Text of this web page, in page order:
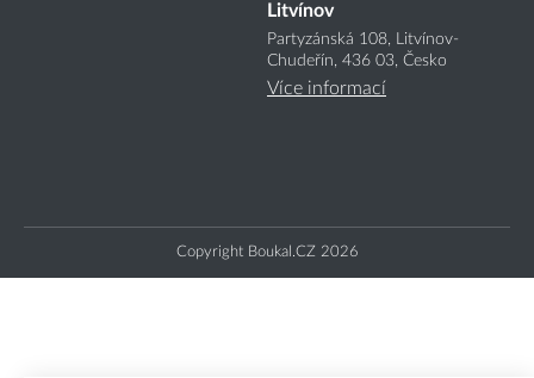
Litvínov
Partyzánská 108, Litvínov-
Chudeřín, 436 03, Česko
Více informací
Copyright Boukal.CZ 2026